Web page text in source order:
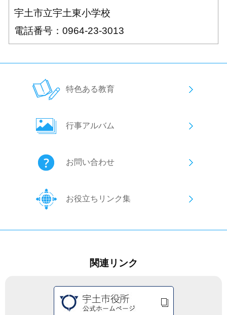
宇土市立宇土東小学校
電話番号：0964-23-3013
特色ある教育
行事アルバム
お問い合わせ
お役立ちリンク集
関連リンク